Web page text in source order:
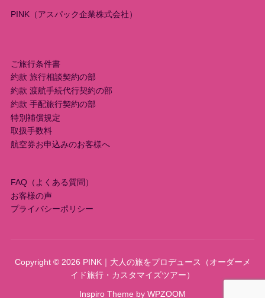
PINK（アスパック企業株式会社）
ご旅行条件書
約款 旅行相談契約の部
約款 渡航手続代行契約の部
約款 手配旅行契約の部
特別補償規定
取扱手数料
航空券お申込みのお客様へ
FAQ（よくある質問）
お客様の声
プライバシーポリシー
Copyright © 2026 PINK｜大人の旅をプロデュース（オーダーメ
イド旅行・カスタマイズツアー）
Inspiro Theme by WPZOOM